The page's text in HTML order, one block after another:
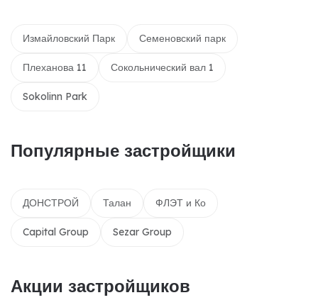
Измайловский Парк Семеновский парк
Плеханова 11 Сокольнический вал 1
Sokolinn Park
Популярные застройщики
ДОНСТРОЙ Талан ФЛЭТ и Ко
Capital Group Sezar Group
Акции застройщиков